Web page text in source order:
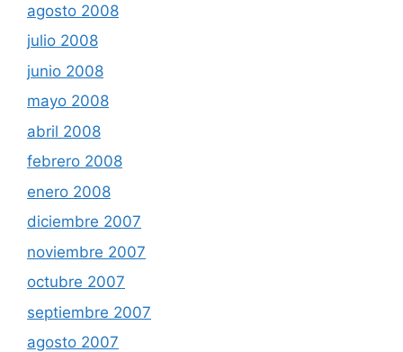
agosto 2008
julio 2008
junio 2008
mayo 2008
abril 2008
febrero 2008
enero 2008
diciembre 2007
noviembre 2007
octubre 2007
septiembre 2007
agosto 2007